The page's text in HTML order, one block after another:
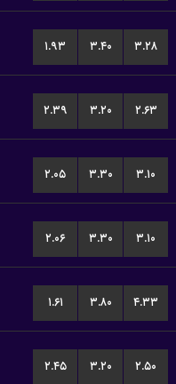
۱.۹۳ ۳.۴۰ ۳.۲۸
۲.۳۹ ۳.۲۰ ۲.۶۳
۲.۰۵ ۳.۳۰ ۳.۱۰
۲.۰۶ ۳.۳۰ ۳.۱۰
۱.۶۱ ۳.۸۰ ۴.۳۳
۲.۴۵ ۳.۲۰ ۲.۵۰